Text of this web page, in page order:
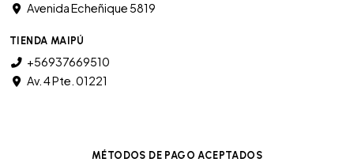
Avenida Echeñique 5819
TIENDA MAIPÚ
+56937669510
Av. 4 Pte. 01221
MÉTODOS DE PAGO ACEPTADOS